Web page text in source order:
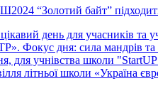
“Золотий байт”
день для учасників
Фокус дня: сила мандрів та
для учнівства школи
літньої школи «Україна